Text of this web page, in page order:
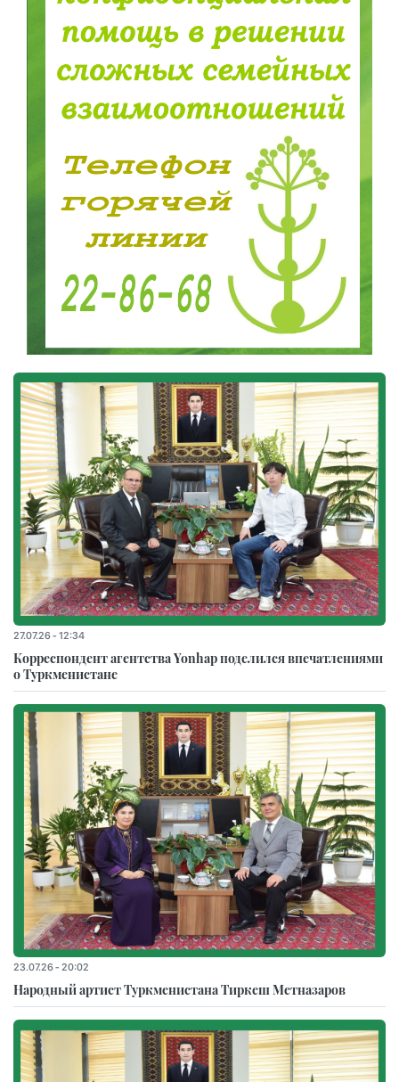
27.07.26 - 12:34
Корреспондент агентства Yonhap поделился впечатлениями
о Туркменистане
23.07.26 - 20:02
Народный артист Туркменистана Тиркеш Мeтназаров